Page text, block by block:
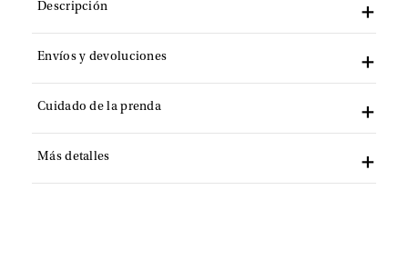
Descripción
Envíos y devoluciones
Cuidado de la prenda
Más detalles